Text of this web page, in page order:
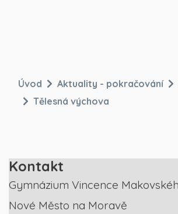
Úvod Aktuality - pokračování
Tělesná výchova
Kontakt
Gymnázium Vincence
Nové Město na Moravě